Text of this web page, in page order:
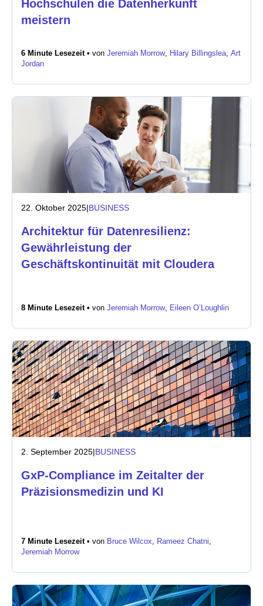
Hochschulen die Datenherkunft
meistern
6 Minute Lesezeit • von Jeremiah Morrow, Hilary Billingslea, Art
Jordan
22. Oktober 2025|BUSINESS
Architektur für Datenresilienz:
Gewährleistung der
Geschäftskontinuität mit Cloudera
8 Minute Lesezeit • von Jeremiah Morrow, Eileen O’Loughlin
2. September 2025|BUSINESS
GxP-Compliance im Zeitalter der
Präzisionsmedizin und KI
7 Minute Lesezeit • von Bruce Wilcox, Rameez Chatni,
Jeremiah Morrow